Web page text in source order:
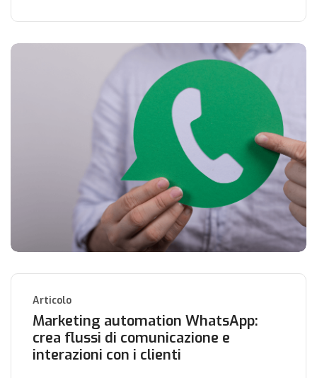
Articolo
Marketing automation WhatsApp:
crea flussi di comunicazione e
interazioni con i clienti